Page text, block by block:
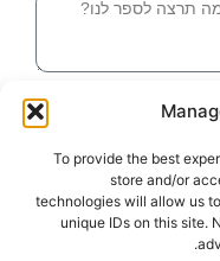
To provide the best
store and/or
technologies will allow us
unique IDs on this site.
בדרך אלינו
מומנטום
2024